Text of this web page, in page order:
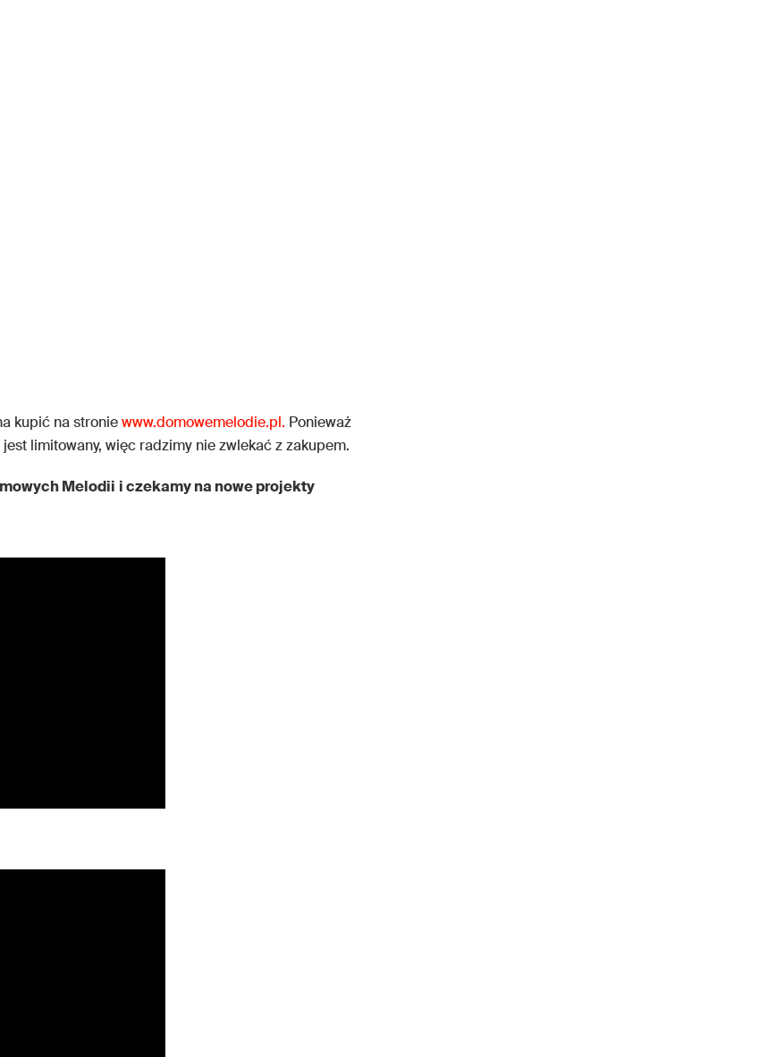
kupić na stroniewww.domowemelodie.pl. Ponieważ
limitowany, więc radzimy nie zwlekać z zakupem.
Melodii i czekamy na nowe projekty